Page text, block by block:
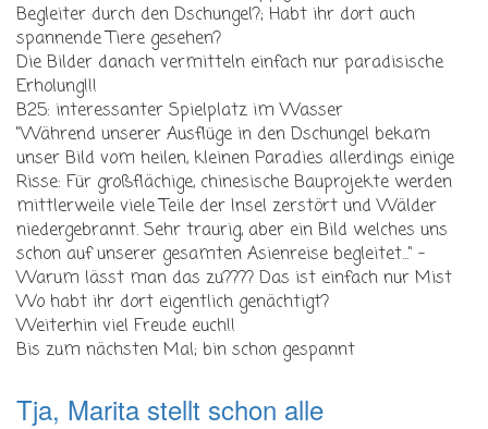
Begleiter durch den Dschungel?; Habt ihr dort auch
spannende Tiere gesehen?
Die Bilder danach vermitteln einfach nur paradisische
Erholung!!!
B25: interessanter Spielplatz im Wasser
"Während unserer Ausflüge in den Dschungel bekam
unser Bild vom heilen, kleinen Paradies allerdings einige
Risse: Für großflächige, chinesische Bauprojekte werden
mittlerweile viele Teile der Insel zerstört und Wälder
niedergebrannt. Sehr traurig, aber ein Bild welches uns
schon auf unserer gesamten Asienreise begleitet..." -
Warum lässt man das zu???? Das ist einfach nur Mist
Wo habt ihr dort eigentlich genächtigt?
Weiterhin viel Freude euch!!
Bis zum nächsten Mal; bin schon gespannt
Tja, Marita stellt schon alle